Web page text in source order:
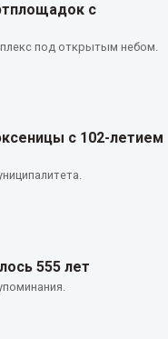
с
под открытым небом.
с 102-летием
555 лет